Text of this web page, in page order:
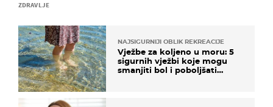
ZDRAVLJE
NAJSIGURNIJI OBLIK REKREACIJE
Vježbe za koljeno u moru: 5
sigurnih vježbi koje mogu
smanjiti bol i poboljšati